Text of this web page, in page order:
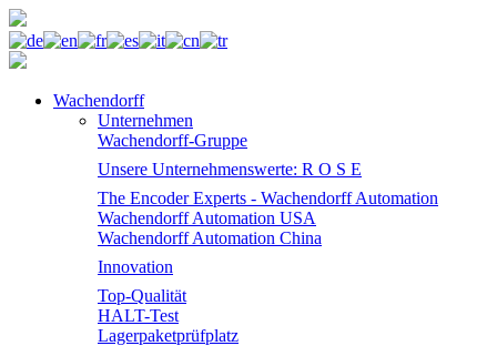
Wachendorff
Unternehmen
Wachendorff-Gruppe
Unsere Unternehmenswerte: R O S E
The Encoder Experts - Wachendorff Automation
Wachendorff Automation USA
Wachendorff Automation China
Innovation
Top-Qualität
HALT-Test
Lagerpaketprüfplatz